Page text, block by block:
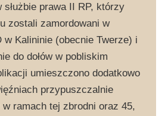
służbie prawa II RP, którzy
zostali zamordowani w
w Kalininie (obecnie Twerze) i
do dołów w pobliskim
umieszczono dodatkowo
przypuszczalnie
ramach tej zbrodni oraz 45,